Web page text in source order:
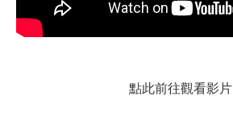
點此前往觀看影片